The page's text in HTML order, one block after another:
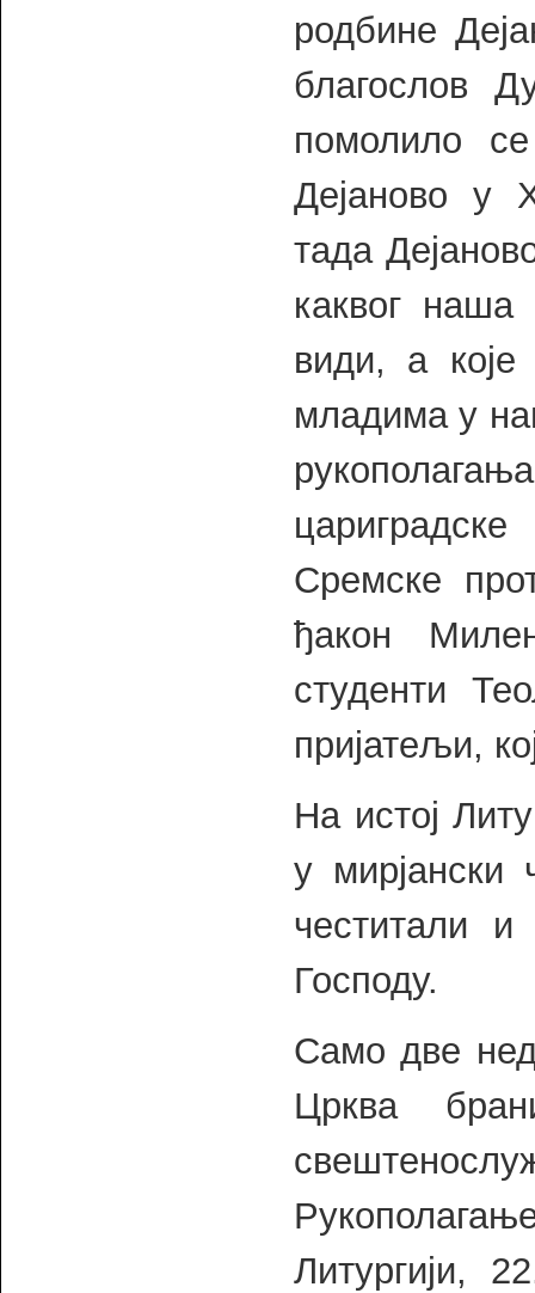
родбине
благослов
помолило
Дејаново у
тада
каквог
види, а
младима у
Сремске
ђакон
студенти
пријатељи,
На истој
у мирјански
честитали
Господу.
Само две
Црква
Литургији,